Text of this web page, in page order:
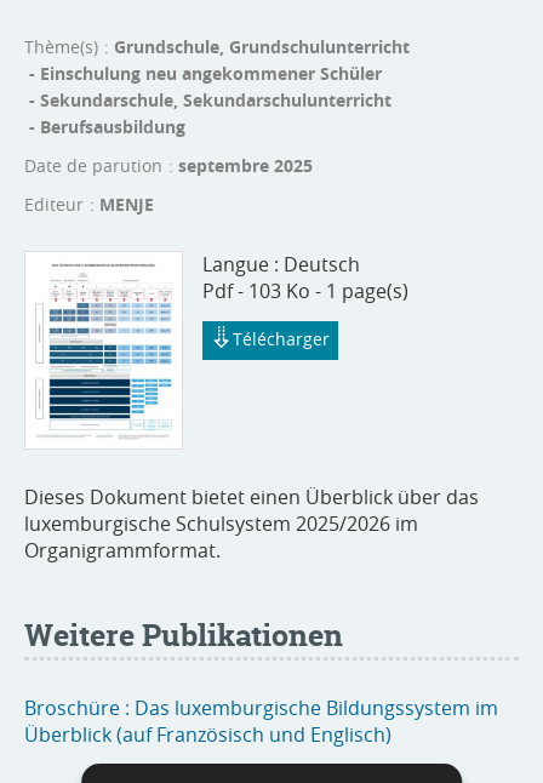
Thème(s)
Grundschule, Grundschulunterricht
- Einschulung neu angekommener Schüler
- Sekundarschule, Sekundarschulunterricht
- Berufsausbildung
Date de parution
septembre 2025
Editeur
MENJE
Langue : Deutsch
Pdf - 103 Ko - 1 page(s)
Télécharger
Dieses Dokument bietet einen Überblick über das
luxemburgische Schulsystem 2025/2026 im
Organigrammformat.
Weitere Publikationen
Broschüre : Das luxemburgische Bildungssystem im
Überblick (auf Französisch und Englisch)